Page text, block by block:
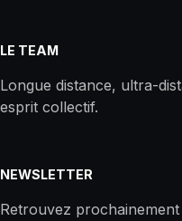
LE TEAM
Longue distance, ultra-
esprit collectif.
NEWSLETTER
Retrouvez